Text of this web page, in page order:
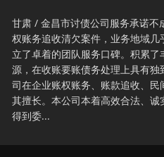
甘肃 / 金昌市讨债公司服务承诺不
权账务追收清欠案件，业务地域
立了卓着的团队服务口碑。积累
源，在收账要账债务处理上具有
司在企业账权账务、账款追收、
其擅长。本公司本着高效合法、
得到委...